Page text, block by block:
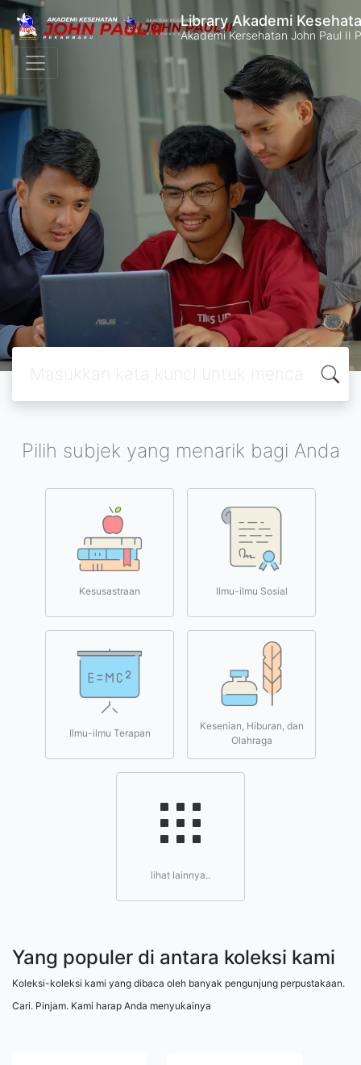
Library Akademi
Akademi Kersehatan John Paul II
Pilih subjek yang menarik bagi Anda
Kesusastraan Ilmu-ilmu Sosial
Ilmu-ilmu Terapan
Kesenian, Hiburan, dan
Olahraga
lihat lainnya..
Yang populer di antara koleksi kami
Koleksi-koleksi kami yang dibaca oleh banyak pengunjung perpustakaan.
Cari. Pinjam. Kami harap Anda menyukainya